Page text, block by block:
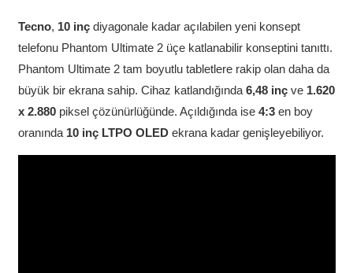
Tecno, 10 inçdiyagonale kadar açılabilen yeni konsept
telefonu Phantom Ultimate 2 üçe katlanabilir konseptini tanıttı.
Phantom Ultimate 2 tam boyutlu tabletlere rakip olan daha da
büyük bir ekrana sahip. Cihaz katlandığında 6,48 inçve 1.620
x 2.880piksel çözünürlüğünde. Açıldığında ise 4:3en boy
oranında 10 inç LTPO OLEDekrana kadar genişleyebiliyor.